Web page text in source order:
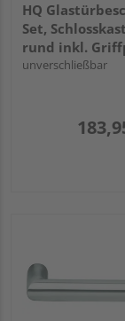
HQ
Set,
rund inkl.
Angolo und 3tlg.-
unverschließbar